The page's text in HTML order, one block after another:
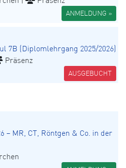
ANMELDUNG »
7B (Diplomlehrgang 2025/2026)
Präsenz
AUSGEBUCHT
– MR, CT, Röntgen & Co. in der